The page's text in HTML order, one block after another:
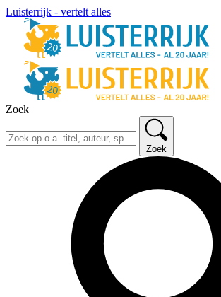
Luisterrijk - vertelt alles
Zoek
Zoek